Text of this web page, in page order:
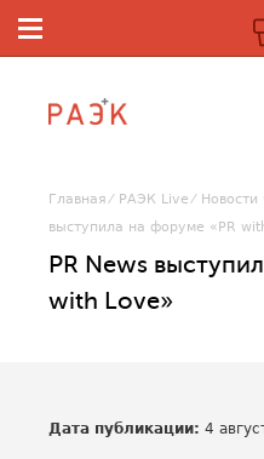
Главная РАЭК Live
выступила на форуме «PR
PR News
with Love»
Дата публикации: 4